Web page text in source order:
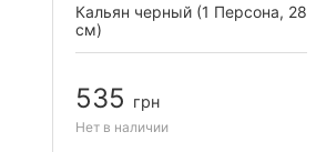
Кальян черный (1 Персона, 28
см)
535 грн
Нет в наличии